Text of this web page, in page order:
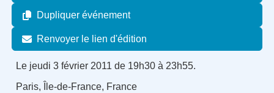
Dupliquer événement
Renvoyer le lien d'édition
Le jeudi 3 février 2011 de 19h30 à 23h55.
Paris, Île-de-France, France